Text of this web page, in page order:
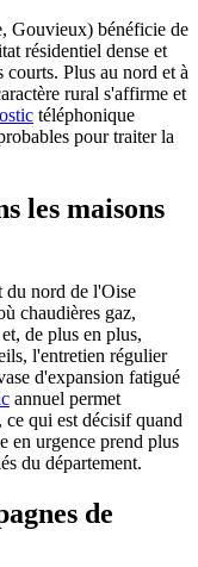
Gouvieux) bénéficie de
résidentiel dense et
courts. Plus au nord et à
rural s'affirme et
téléphonique
pour traiter la
les maisons
du nord de l'Oise
chaudières gaz,
de plus en plus,
l'entretien régulier
d'expansion fatigué
annuel permet
qui est décisif quand
en urgence prend plus
du département.
de